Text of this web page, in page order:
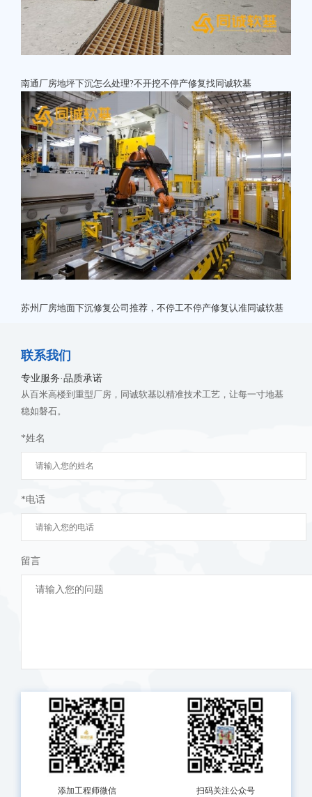
南通厂房地坪下沉怎么处理?不开挖不停产修复找同诚软基
苏州厂房地面下沉修复公司推荐，不停工不停产修复认准同诚软基
联系我们
专业服务·品质承诺
从百米高楼到重型厂房，同诚软基以精准技术工艺，让每一寸地基
稳如磐石。
*姓名
*电话
留言
添加工程师微信 扫码关注公众号